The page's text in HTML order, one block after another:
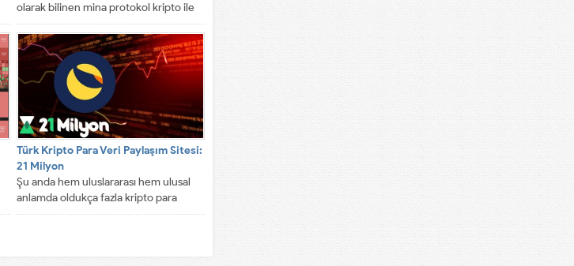
olarak bilinen mina protokol kripto ile
gerçek dünya arasında...
Türk Kripto Para Veri Paylaşım Sitesi:
21 Milyon
Şu anda hem uluslararası hem ulusal
anlamda oldukça fazla kripto para
borsası mevcut ve bu...